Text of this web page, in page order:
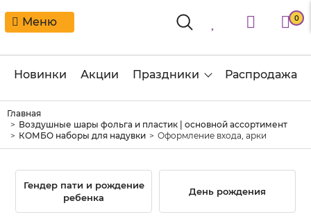
Меню 0
Новинки Акции Праздники Распродажа
Главная
Воздушные шары фольга и пластик | основной ассортимент
КОМБО наборы для надувки
Оформление входа, арки
Гендер пати и рождение
ребенка
День рождения